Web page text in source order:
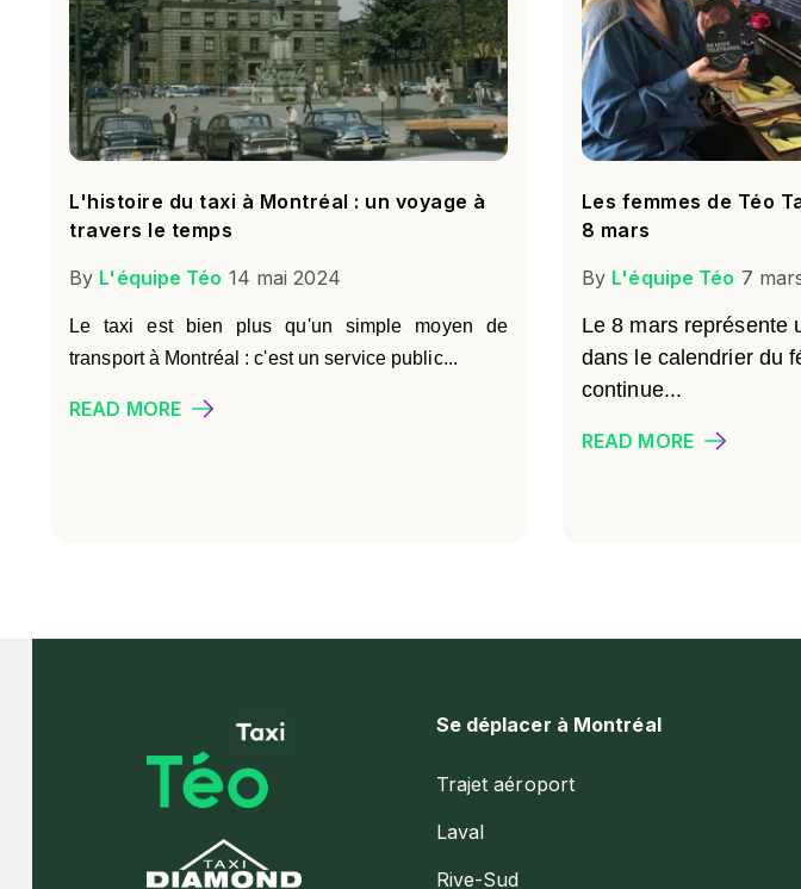
L'histoire du taxi à Montréal : un voyage à
travers le temps
By L'équipe Téo 14 mai 2024
Le taxi est bien plus qu'un simple moyen de
transport à Montréal : c'est un service public...
READ MORE
Les femmes de Téo
8 mars
By L'équipe Téo 7
Le 8 mars représente
dans le calendrier du
continue...
READ MORE
Se déplacer à Montréal
Trajet aéroport
Laval
Rive-Sud